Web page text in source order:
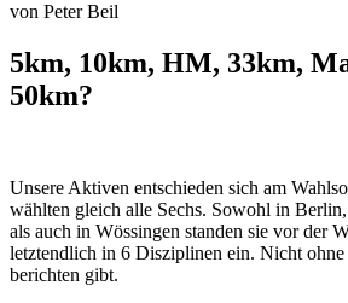
von Peter Beil
5km, 10km, HM, 33km,
50km?
Unsere Aktiven entschieden sich am
wählten gleich alle Sechs. Sowohl in
als auch in Wössingen standen sie vor der
letztendlich in 6 Disziplinen ein. Nicht
berichten gibt.